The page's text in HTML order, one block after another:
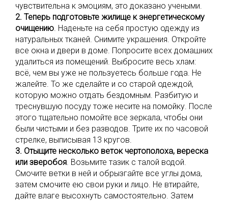
чувствительна к эмоциям, это доказано учеными.
2. Теперь подготовьте жилище к энергетическому
очищению. Наденьте на себя простую одежду из
натуральных тканей. Снимите украшения. Откройте
все окна и двери в доме. Попросите всех домашних
удалиться из помещений. Выбросите весь хлам:
всё, чем вы уже не пользуетесь больше года. Не
жалейте. То же сделайте и со старой одеждой,
которую можно отдать бездомным. Разбитую и
треснувшую посуду тоже несите на помойку. После
этого тщательно помойте все зеркала, чтобы они
были чистыми и без разводов. Трите их по часовой
стрелке, выписывая 13 кругов.
3. Отыщите несколько веток чертополоха, вереска
или зверобоя. Возьмите тазик с талой водой.
Смочите ветки в ней и обрызгайте все углы дома,
затем смочите ею свои руки и лицо. Не втирайте,
дайте влаге высохнуть самостоятельно. Затем